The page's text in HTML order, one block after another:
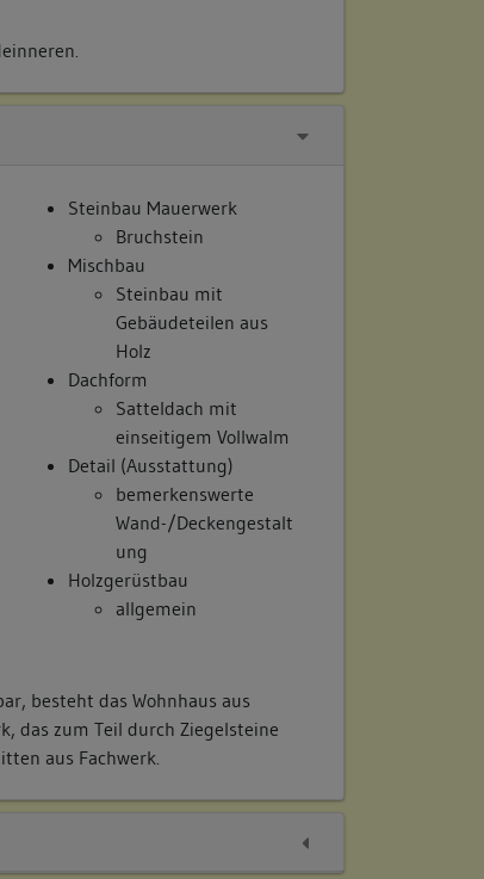
Steinbau Mauerwerk
Bruchstein
Mischbau
Steinbau mit
Gebäudeteilen aus
Holz
Dachform
Satteldach mit
einseitigem Vollwalm
Detail (Ausstattung)
bemerkenswerte
Wand-/Deckengestalt
ung
Holzgerüstbau
allgemein
besteht das Wohnhaus aus
das zum Teil durch Ziegelsteine
aus Fachwerk.